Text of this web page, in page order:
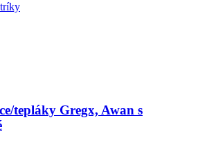
tepláky Gregx, Awan s